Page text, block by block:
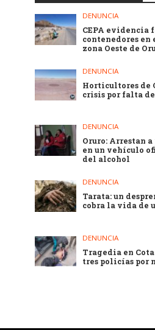
DENUNCIA
CEPA evidencia
contenedores en
zona Oeste de
DENUNCIA
Horticultores de
crisis por falta
DENUNCIA
Oruro: Arrestan
en un vehículo
del alcohol
DENUNCIA
Tarata: un
cobra la vida de
DENUNCIA
Tragedia en
tres policías por